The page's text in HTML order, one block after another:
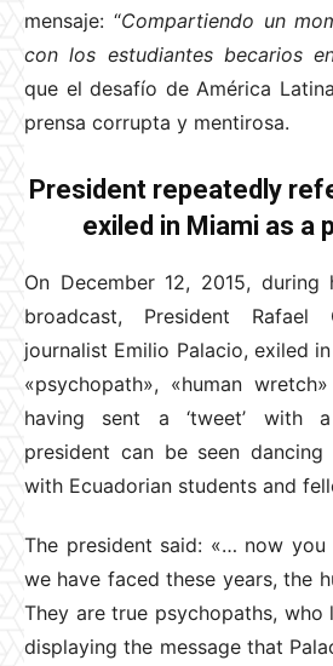
mensaje: “Compartiendo un
con los estudiantes becarios
que el desafío de América
prensa corrupta y mentirosa.
President repeatedly
exiled in Miami as a
On December 12, 2015,
broadcast, President Rafael
journalist Emilio Palacio, exiled
«psychopath», «human
having sent a ‘tweet’ with
president can be seen
with Ecuadorian students and
The president said: «… now
we have faced these years, the
They are true psychopaths,
displaying the message that